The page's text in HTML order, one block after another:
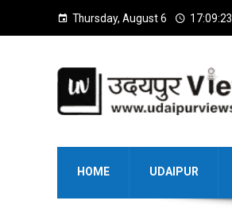
Thursday, August 6 17:09:24
HOME UDAIPUR